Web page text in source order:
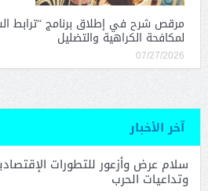
مرقص شرح في إطلاق برنامج “ترابط
لمكافحة الكراهية والتضليل
07/27/2026
آخر الأخبار
سلام عرض وأزعور للتطورات
وتداعيات الحرب